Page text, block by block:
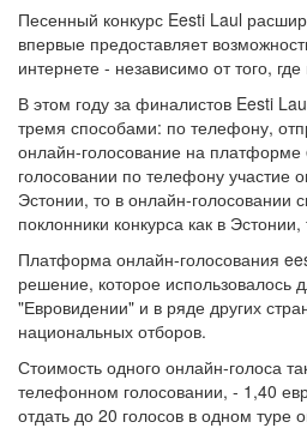
Песенный конкурс Eesti Laul
впервые предоставляет
интернете - независимо от того,
В этом году за финалистов Eesti
тремя способами: по телефону,
онлайн-голосование на
голосовании по телефону участие
Эстонии, то в онлайн-голосовании
поклонники конкурса как в
Платформа онлайн-голосования
решение, которое использовалось
"Евровидении" и в ряде других
национальных отборов.
Стоимость одного онлайн-голоса
телефонном голосовании, - 1,40
отдать до 20 голосов в одном туре